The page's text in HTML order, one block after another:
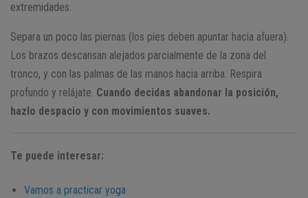
extremidades.
Separa un poco las piernas (los pies deben apuntar hacia afuera).
Los brazos descansan alejados parcialmente de la zona del
tronco, y con las palmas de las manos hacia arriba. Respira
profundo y relájate. Cuando decidas abandonar la posición,
hazlo despacio y con movimientos suaves.
Te puede interesar:
Vamos a practicar yoga